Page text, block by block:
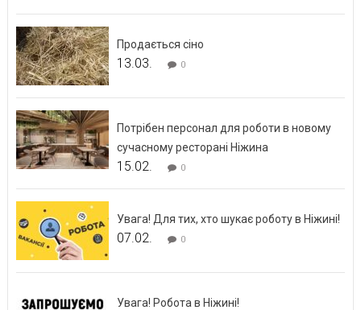
Продається сіно
13.03. 0
Потрібен персонал для роботи в новому
сучасному ресторані Ніжина
15.02. 0
Увага! Для тих, хто шукає роботу в Ніжині!
07.02. 0
Увага! Робота в Ніжині!